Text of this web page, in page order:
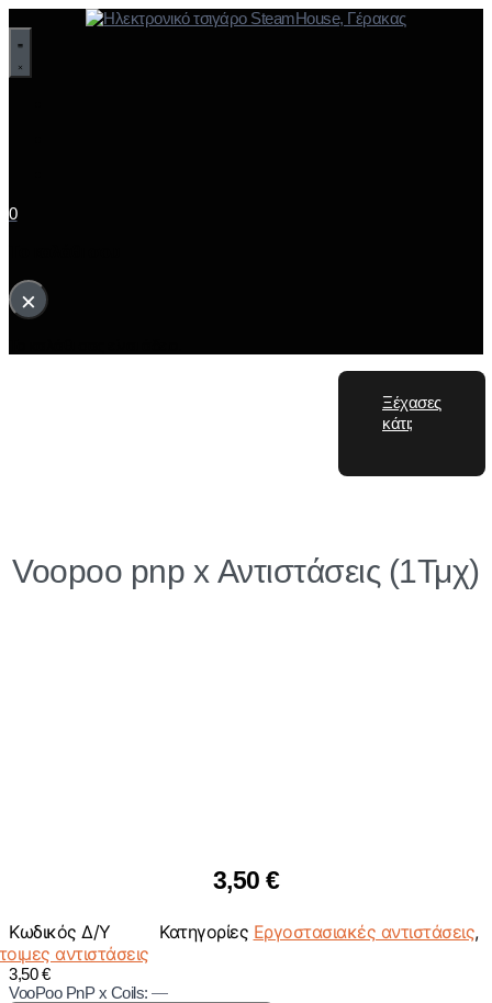
0
×
Ξέχασες
κάτι;
Voopoo pnp x Αντιστάσεις (1Τμχ)
3,50 €
Κωδικός Δ/Υ Κατηγορίες Εργοστασιακές αντιστάσεις,
αντιστάσεις
3,50€
VooPoo PnP x Coils: —